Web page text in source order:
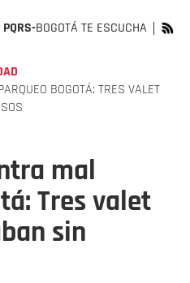
PQRS-BOGOTÁ TE ESCUCHA
BOGOTÁ: TRES VALET
mal
Tres valet
sin